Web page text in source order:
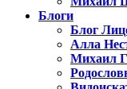
Блоги
Блог
Алла
Михаил